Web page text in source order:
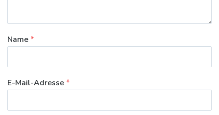
Name *
E-Mail-Adresse *